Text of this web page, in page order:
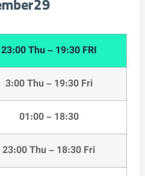
November29
23:00 Thu – 19:30 FRI
3:00 Thu – 19:30 Fri
01:00 – 18:30
23:00 Thu – 18:30 Fri